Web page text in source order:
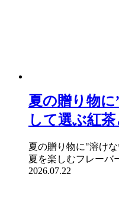
夏の贈り物
して選ぶ紅茶
夏の贈り物に"溶け
夏を楽しむフレー
2026.07.22